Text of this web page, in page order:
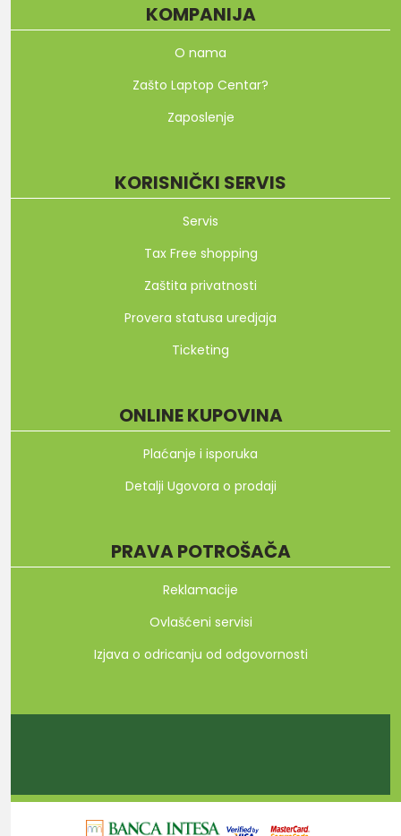
KOMPANIJA
O nama
Zašto Laptop Centar?
Zaposlenje
KORISNIČKI SERVIS
Servis
Tax Free shopping
Zaštita privatnosti
Provera statusa uredjaja
Ticketing
ONLINE KUPOVINA
Plaćanje i isporuka
Detalji Ugovora o prodaji
PRAVA POTROŠAČA
Reklamacije
Ovlašćeni servisi
Izjava o odricanju od odgovornosti